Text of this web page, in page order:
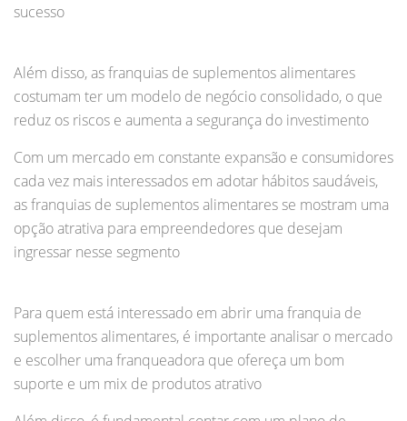
sucesso
Além disso, as franquias de suplementos alimentares
costumam ter um modelo de negócio consolidado, o que
reduz os riscos e aumenta a segurança do investimento
Com um mercado em constante expansão e consumidores
cada vez mais interessados em adotar hábitos saudáveis,
as franquias de suplementos alimentares se mostram uma
opção atrativa para empreendedores que desejam
ingressar nesse segmento
Para quem está interessado em abrir uma franquia de
suplementos alimentares, é importante analisar o mercado
e escolher uma franqueadora que ofereça um bom
suporte e um mix de produtos atrativo